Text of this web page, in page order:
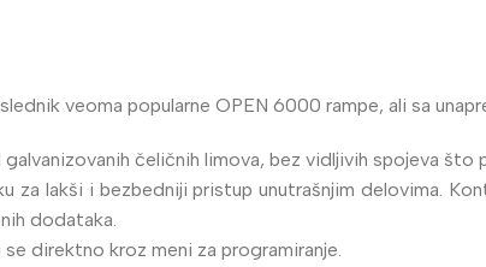
veoma popularne OPEN 6000 rampe, ali sa
čeličnih limova, bez vidljivih spojeva što
za lakši i bezbedniji pristup unutrašnjim delovima.
dodataka.
direktno kroz meni za programiranje.